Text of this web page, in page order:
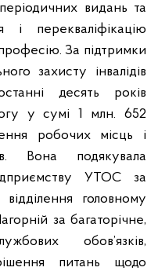
видань та
і перекваліфікацію
За підтримки
захисту інвалідів
десять років
у сумі 1 млн. 652
робочих місць і
Вона подякувала
УТОС за
головному
за багаторічне,
обов’язків,
питань щодо